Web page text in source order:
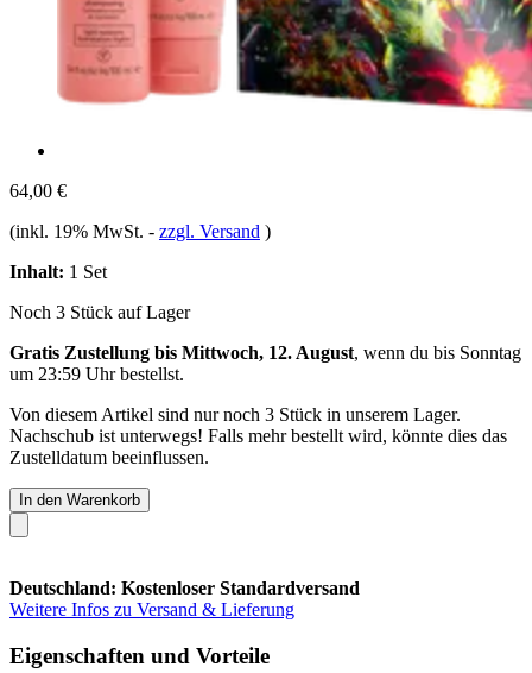
64,00 €
(inkl. 19% MwSt. - zzgl. Versand )
Inhalt: 1 Set
Noch 3 Stück auf Lager
Gratis Zustellung bis Mittwoch, 12. August, wenn du bis Sonntag
um 23:59 Uhrbestellst.
Von diesem Artikel sind nur noch 3 Stück in unserem Lager.
Nachschub ist unterwegs! Falls mehr bestellt wird, könnte dies das
Zustelldatum beeinflussen.
In den Warenkorb
Deutschland: Kostenloser Standardversand
Weitere Infos zu Versand & Lieferung
Eigenschaften und Vorteile